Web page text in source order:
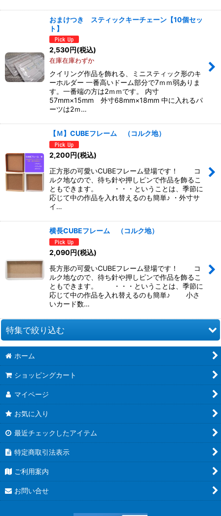
おまけつき スティックキーチェーン【10個セッ
ト】
2,530円(税込)
在庫在庫わずか
クイリング作品を飾れる、ミニスティック形のキ
ーホルダー 一番高いドーム部分で7ｍｍ弱ありま
す。一番端の方は2ｍｍです。 内寸
57mm×15mm 外寸68mm×18mm 中に入れるパ
ーツは2ｍ…
【Ｍ】CUBEフレーム （コルク地）
2,200円(税込)
正方形の可愛いCUBEフレーム登場です！ コ
ルク地なので、待ち針や押しピンで作品を飾るこ
ともできます。 ・・・ということは、季節に
応じて中の作品を入れ替えるのも簡単♪ ・外寸サ
イ…
横長CUBEフレーム （コルク地）
2,090円(税込)
長方形の可愛いCUBEフレーム登場です！ コ
ルク地なので、待ち針や押しピンで作品を飾るこ
ともできます。 ・・・ということは、季節に
応じて中の作品を入れ替えるのも簡単♪ 小さ
いカード数…
特集で絞り込む
お道具類
クイリングキット
ペーパー類
●ウエディング●
★クリスマス特集★
ホーム
ショッピングカート
マイページ
お気に入り
最近チェックしたアイテム
特定商取引法表示
ご利用案内
お問い合せ